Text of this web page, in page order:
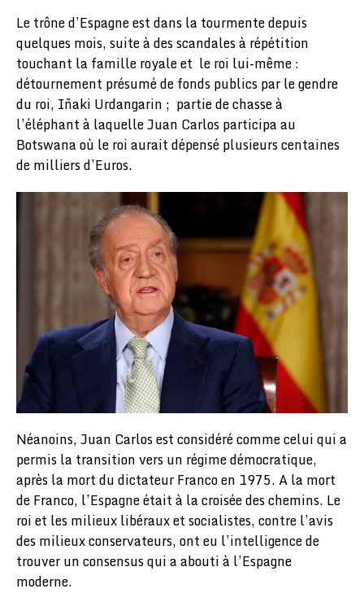
Le trône d’Espagne est dans la tourmente depuis
quelques mois, suite à des scandales à répétition
touchant la famille royale et le roi lui-même :
détournement présumé de fonds publics par le gendre
du roi, Iñaki Urdangarin ; partie de chasse à
l’éléphant à laquelle Juan Carlos participa au
Botswana où le roi aurait dépensé plusieurs centaines
de milliers d’Euros.
Néanoins, Juan Carlos est considéré comme celui qui a
permis la transition vers un régime démocratique,
après la mort du dictateur Franco en 1975. A la mort
de Franco, l’Espagne était à la croisée des chemins. Le
roi et les milieux libéraux et socialistes, contre l’avis
des milieux conservateurs, ont eu l’intelligence de
trouver un consensus qui a abouti à l’Espagne
moderne.